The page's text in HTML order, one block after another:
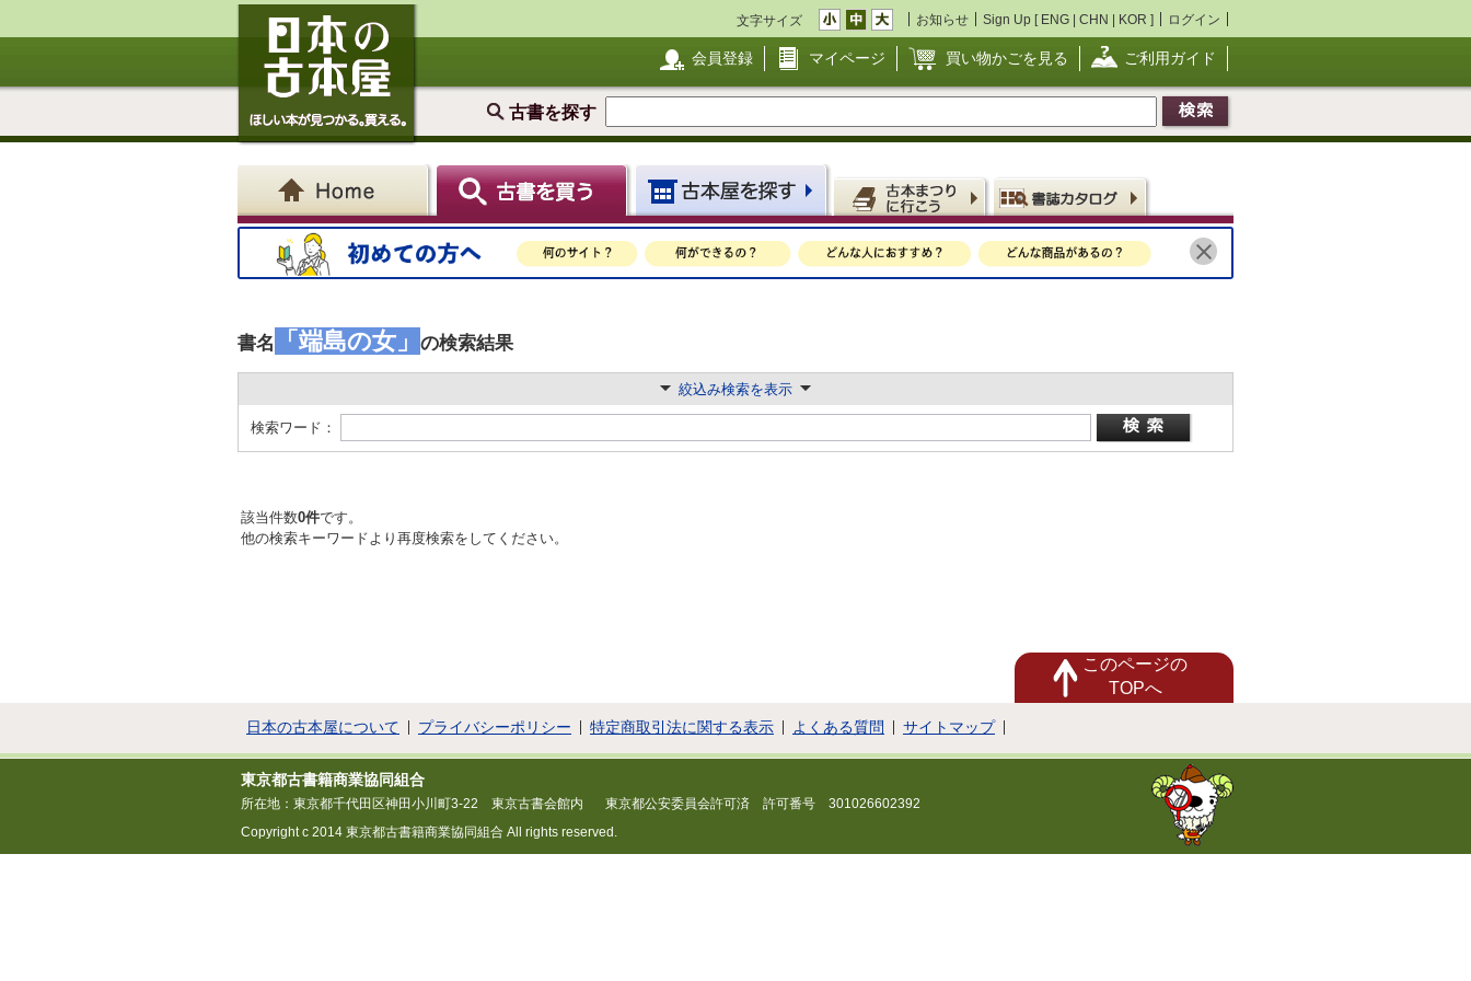
文字サイズ お知らせ Sign Up [ ENG | CHN | KOR ] ログイン
会員登録 マイページ 買い物かごを見る ご利用ガイド
古書を探す
書名 「端島の女」 の検索結果
絞込み検索を表示
検索ワード：
該当件数0件です。
他の検索キーワードより再度検索をしてください。
このページの
TOPへ
日本の古本屋について プライバシーポリシー 特定商取引法に関する表示 よくある質問 サイトマップ
東京都古書籍商業協同組合
所在地：東京都千代田区神田小川町3-22 東京古書会館内
東京都公安委員会許可済 許可番号 301026602392
Copyright c 2014 東京都古書籍商業協同組合 All rights reserved.